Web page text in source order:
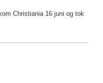
Christiania 16 juni og tok